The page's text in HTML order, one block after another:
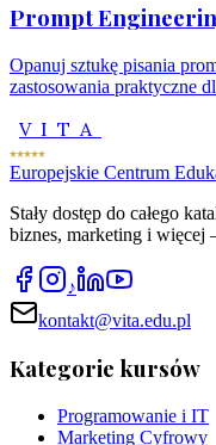
Prompt
Opanuj sztukę pisania
zastosowania praktyczne
VITA
Europejskie Centrum
Stały dostęp do całego
biznes, marketing i więcej
♪
kontakt@vita.edu.pl
Kategorie kursów
Programowanie i IT
Marketing Cyfrowy